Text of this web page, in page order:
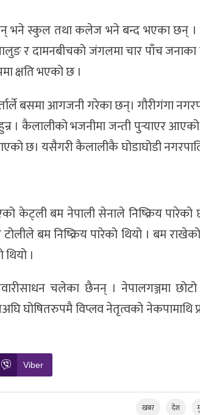
छन् भने स्कुल तथा कलेज भने बन्द भएका छन्
र दामनबीचको जंगलमा चार पाँच
क्षति भएको छ ।
बसमा आगजनी गरेका छन्। गौरीगंगा
। कैलालीको भजनीमा जन्ती पुर्‍याएर
छ। यसैगरी कैलालीकै घोडाघोडी
केट्ली बम नेपाली सेनाले निष्क्रिय
बम निष्क्रिय पारेको थियो । बम
।
चलेका छैनन् । नेपालगञ्जमा छोटो
विप्लव नेतृत्वको नेकपामाथि
Viber
खबर देश